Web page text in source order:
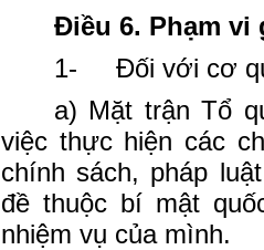
Điều 6. Phạm vi
1-
Đối với cơ
a) Mặt trận Tổ
việc thực hiện các
chính sách, pháp
đề thuộc bí mật
nhiệm vụ của mình.